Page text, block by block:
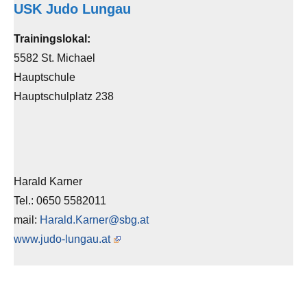
USK Judo Lungau
Trainingslokal:
5582 St. Michael
Hauptschule
Hauptschulplatz 238
Harald Karner
Tel.: 0650 5582011
mail: Harald.Karner@sbg.at
www.judo-lungau.at